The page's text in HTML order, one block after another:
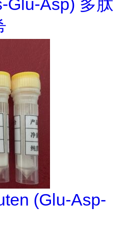
Glu-Asp) 多肽
(Glu-Asp-